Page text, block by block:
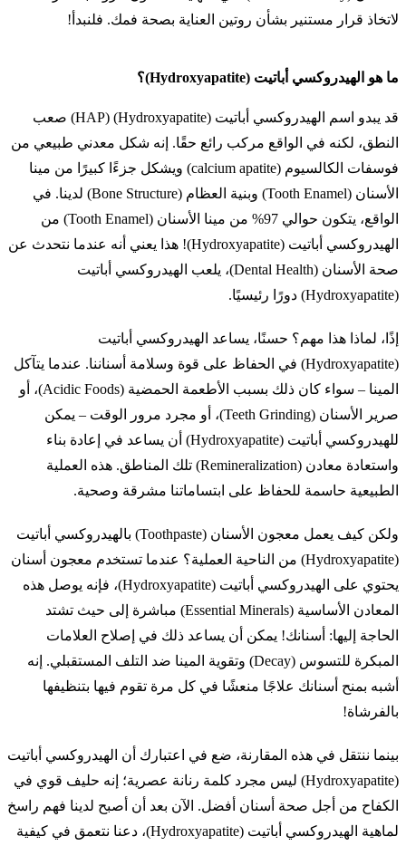
لاتخاذ قرار مستنير بشأن روتين العناية بصحة فمك. فلنبدأ!
ما هو الهيدروكسي أباتيت (Hydroxyapatite)؟
قد يبدو اسم الهيدروكسي أباتيت (Hydroxyapatite) (HAP) صعب
النطق، لكنه في الواقع مركب رائع حقًا. إنه شكل معدني طبيعي من
فوسفات الكالسيوم (calcium apatite) ويشكل جزءًا كبيرًا من مينا
الأسنان (Tooth Enamel) وبنية العظام (Bone Structure) لدينا. في
الواقع، يتكون حوالي 97% من مينا الأسنان (Tooth Enamel) من
الهيدروكسي أباتيت (Hydroxyapatite)! هذا يعني أنه عندما نتحدث عن
صحة الأسنان (Dental Health)، يلعب الهيدروكسي أباتيت
(Hydroxyapatite) دورًا رئيسيًا.
إذًا، لماذا هذا مهم؟ حسنًا، يساعد الهيدروكسي أباتيت
(Hydroxyapatite) في الحفاظ على قوة وسلامة أسناننا. عندما يتآكل
المينا – سواء كان ذلك بسبب الأطعمة الحمضية (Acidic Foods)، أو
صرير الأسنان (Teeth Grinding)، أو مجرد مرور الوقت – يمكن
للهيدروكسي أباتيت (Hydroxyapatite) أن يساعد في إعادة بناء
واستعادة معادن (Remineralization) تلك المناطق. هذه العملية
الطبيعية حاسمة للحفاظ على ابتساماتنا مشرقة وصحية.
ولكن كيف يعمل معجون الأسنان (Toothpaste) بالهيدروكسي أباتيت
(Hydroxyapatite) من الناحية العملية؟ عندما تستخدم معجون أسنان
يحتوي على الهيدروكسي أباتيت (Hydroxyapatite)، فإنه يوصل هذه
المعادن الأساسية (Essential Minerals) مباشرة إلى حيث تشتد
الحاجة إليها: أسنانك! يمكن أن يساعد ذلك في إصلاح العلامات
المبكرة للتسوس (Decay) وتقوية المينا ضد التلف المستقبلي. إنه
أشبه بمنح أسنانك علاجًا منعشًا في كل مرة تقوم فيها بتنظيفها
بالفرشاة!
بينما ننتقل في هذه المقارنة، ضع في اعتبارك أن الهيدروكسي أباتيت
(Hydroxyapatite) ليس مجرد كلمة رنانة عصرية؛ إنه حليف قوي في
الكفاح من أجل صحة أسنان أفضل. الآن بعد أن أصبح لدينا فهم راسخ
لماهية الهيدروكسي أباتيت (Hydroxyapatite)، دعنا نتعمق في كيفية